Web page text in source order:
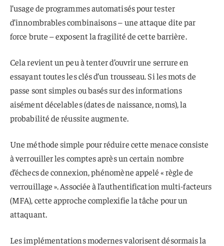
l’usage de programmes automatisés pour tester
d’innombrables combinaisons – une attaque dite par
force brute – exposent la fragilité de cette barrière.
Cela revient un peu à tenter d’ouvrir une serrure en
essayant toutes les clés d’un trousseau. Si les mots de
passe sont simples ou basés sur des informations
aisément décelables (dates de naissance, noms), la
probabilité de réussite augmente.
Une méthode simple pour réduire cette menace consiste
à verrouiller les comptes après un certain nombre
d’échecs de connexion, phénomène appelé « règle de
verrouillage ». Associée à l’authentification multi-facteurs
(MFA), cette approche complexifie la tâche pour un
attaquant.
Les implémentations modernes valorisent désormais la